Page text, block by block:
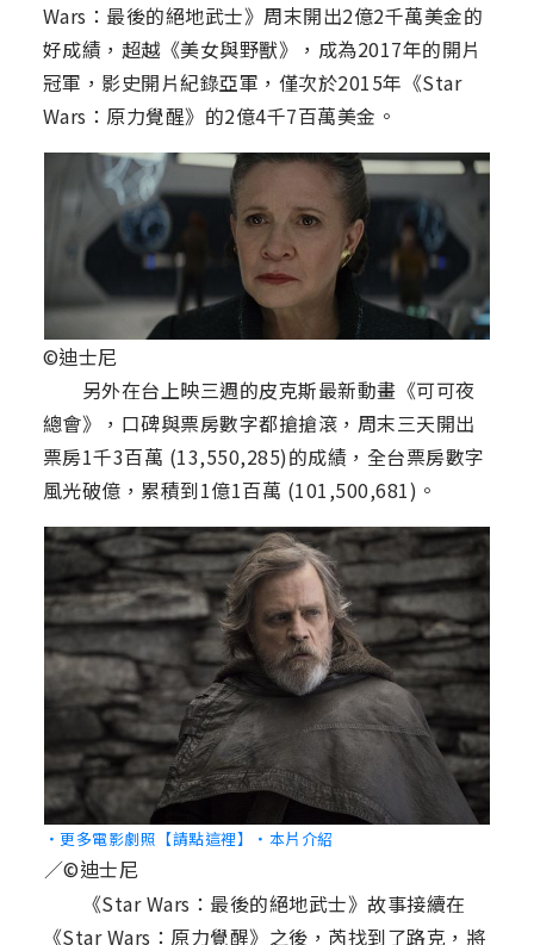
Wars：最後的絕地武士》周末開出2億2千萬美金的
好成績，超越《美女與野獸》，成為2017年的開片
冠軍，影史開片紀錄亞軍，僅次於2015年《Star
Wars：原力覺醒》的2億4千7百萬美金。
©迪士尼
另外在台上映三週的皮克斯最新動畫《可可夜
總會》，口碑與票房數字都搶搶滾，周末三天開出
票房1千3百萬 (13,550,285)的成績，全台票房數字
風光破億，累積到1億1百萬 (101,500,681)。
‧更多電影劇照【請點這裡】 ‧本片介紹
／©迪士尼
《Star Wars：最後的絕地武士》故事接續在
《Star Wars：原力覺醒》之後，芮找到了路克，將